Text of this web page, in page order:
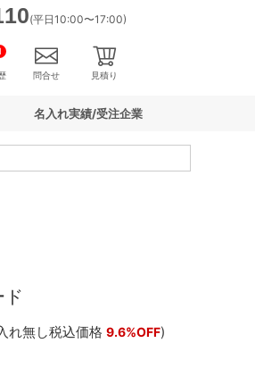
(平日10:00〜17:00)
問合せ 見積り
名入れ実績/受注企業
れ無し税込価格 9.6%OFF)